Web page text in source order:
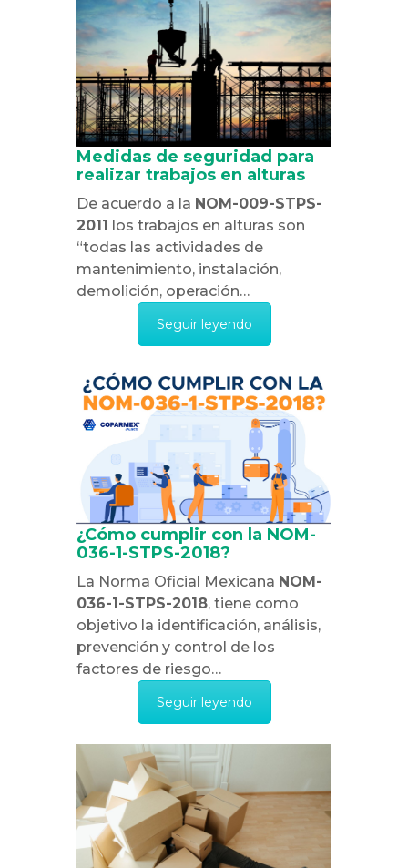
Medidas de seguridad para
realizar trabajos en alturas
De acuerdo a la NOM-009-STPS-
2011 los trabajos en alturas son
“todas las actividades de
mantenimiento, instalación,
demolición, operación…
Seguir leyendo
¿Cómo cumplir con la NOM-
036-1-STPS-2018?
La Norma Oficial Mexicana NOM-
036-1-STPS-2018, tiene como
objetivo la identificación, análisis,
prevención y control de los
factores de riesgo…
Seguir leyendo